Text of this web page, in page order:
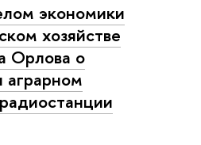
экономики
хозяйстве
Орлова о
аграрном